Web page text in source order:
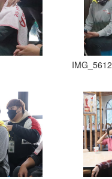
IMG_5612